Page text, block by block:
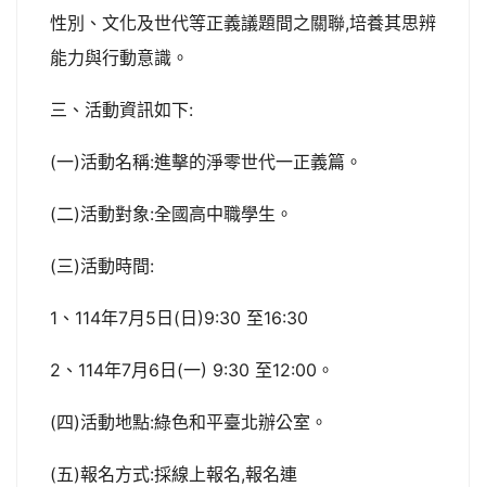
性別、文化及世代等正義議題間之關聯,培養其思辨
能力與行動意識。
三、活動資訊如下:
(一)活動名稱:進擊的淨零世代一正義篇。
(二)活動對象:全國高中職學生。
(三)活動時間:
1、114年7月5日(日)9:30 至16:30
2、114年7月6日(一) 9:30 至12:00。
(四)活動地點:綠色和平臺北辦公室。
(五)報名方式:採線上報名,報名連